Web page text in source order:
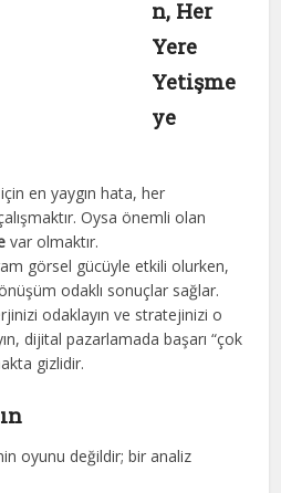
n, Her
Yere
Yetişme
ye
en yaygın hata, her
Oysa önemli olan
var olmaktır.
görsel gücüyle etkili olurken,
odaklı sonuçlar sağlar.
odaklayın ve stratejinizi o
dijital pazarlamada başarı “çok
gizlidir.
oyunu değildir; bir analiz